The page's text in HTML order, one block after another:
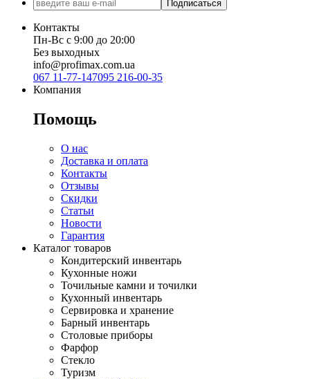
Подписаться
Контакты
Пн-Вс с 9:00 до 20:00
Без выходных
info@profimax.com.ua
067 11-77-147095 216-00-35
Компания
Помощь
О нас
Доставка и оплата
Контакты
Отзывы
Скидки
Статьи
Новости
Гарантия
Каталог товаров
Кондитерский инвентарь
Кухонные ножи
Точильные камни и точилки
Кухонный инвентарь
Сервировка и хранение
Барный инвентарь
Столовые приборы
Фарфор
Стекло
Туризм